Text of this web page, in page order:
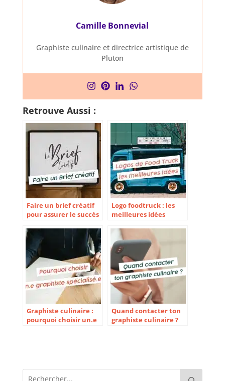
Camille Bonnevial
Graphiste culinaire et directrice artistique de
Pluton
Retrouve Aussi :
Faire un brief créatif
pour assurer le succès
Logo foodtruck : les
meilleures idées
Graphiste culinaire :
pourquoi choisir un.e
Quand contacter ton
graphiste culinaire ?